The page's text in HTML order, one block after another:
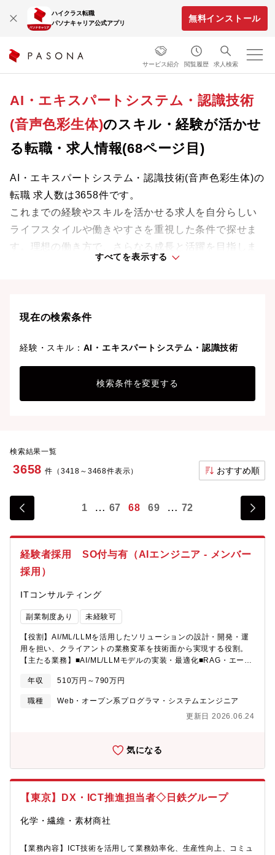
ハイクラス転職
パソナキャリア公式アプリ
無料インストール
サービス紹介 閲覧履歴 求人検索
AI・エキスパートシステム・認識技術
(音声色彩生体)のスキル・経験が活かせ
る転職・求人情報(68ページ目)
AI・エキスパートシステム・認識技術(音声色彩生体)の
転職 求人数は3658件です。
これまでの経験やスキルを活かせる求人を自分らしい
ライフスタイルや働きやすさを重視した条件で探せま
す。理想の働き方で、さらなる成長と活躍を目指しま
すべてを表示する
現在の検索条件
経験・スキル： AI・エキスパートシステム・認識技術
検索条件を変更する
検索結果一覧
3658 件（3418～3468件表示） おすすめ順
1 67 68 69 72
経験者採用 SO付与有（AIエンジニア - メンバー
採用）
ITコンサルティング
副業制度あり 未経験可
【役割】AI/ML/LLMを活用したソリューションの設計・開発・運
用を担い、クライアントの業務変革を技術面から実現する役割。
【主たる業務】■AI/ML/LLMモデルの実装・最適化■RAG・エージ
開発、PoC構築■MLOps/LLMOps環境の設計・構築■データパイ
プラインの設計・実装■技術アーキテクチャの策定と技術選定【こ
の仕事の魅力】■最新AI技術を用いたエンタープライズ案件をリー
ドできる■技術選定からアーキテクチャ設計まで裁量が大きい■コ
年収 510万円～790万円
職種
Web・オープン系プログラマ・システムエンジニア
更新日 2026.06.24
気になる
【東京】DX・ICT推進担当者◇日鉄グループ
化学・繊維・素材商社
【業務内容】ICT技術を活用して業務効率化、生産性向上、コミュ